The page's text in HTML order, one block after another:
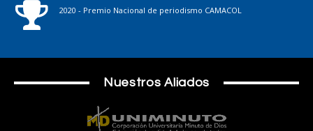
2020 - Premio Nacional de periodismo CAMACOL
Nuestros Aliados